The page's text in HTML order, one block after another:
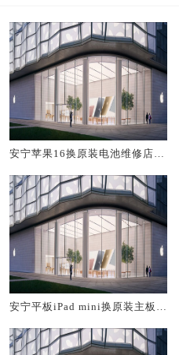
安宁苹果16换原装电池维修店大
安宁平板iPad mini换原装主板维